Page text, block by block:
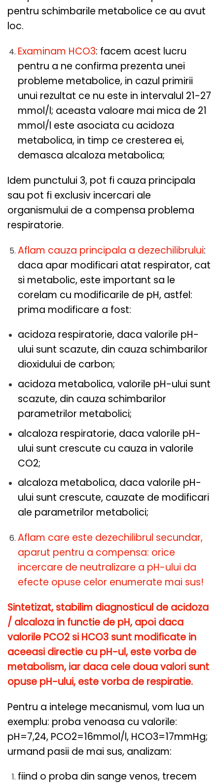
pentru schimbarile metabolice ce au avut
loc.
Examinam HCO3: facem acest lucru
pentru a ne confirma prezenta unei
probleme metabolice, in cazul primirii
unui rezultat ce nu este in intervalul 21-27
mmol/l; aceasta valoare mai mica de 21
mmol/l este asociata cu acidoza
metabolica, in timp ce cresterea ei,
demasca alcaloza metabolica;
Idem punctului 3, pot fi cauza principala
sau pot fi exclusiv incercari ale
organismului de a compensa problema
respiratorie.
Aflam cauza principala a dezechilibrului:
daca apar modificari atat respirator, cat
si metabolic, este important sa le
corelam cu modificarile de pH, astfel:
prima modificare a fost:
acidoza respiratorie, daca valorile pH-
ului sunt scazute, din cauza schimbarilor
dioxidului de carbon;
acidoza metabolica, valorile pH-ului sunt
scazute, din cauza schimbarilor
parametrilor metabolici;
alcaloza respiratorie, daca valorile pH-
ului sunt crescute cu cauza in valorile
CO2;
alcaloza metabolica, daca valorile pH-
ului sunt crescute, cauzate de modificari
ale parametrilor metabolici;
Aflam care este dezechilibrul secundar,
aparut pentru a compensa: orice
incercare de neutralizare a pH-ului da
efecte opuse celor enumerate mai sus!
Sintetizat, stabilim diagnosticul de acidoza
/ alcaloza in functie de pH, apoi daca
valorile PCO2 si HCO3 sunt modificate in
aceeasi directie cu pH-ul, este vorba de
metabolism, iar daca cele doua valori sunt
opuse pH-ului, este vorba de respiratie.
Pentru a intelege mecanismul, vom lua un
exemplu: proba venoasa cu valorile:
pH=7,24, PCO2=16mmol/l, HCO3=17mmHg;
urmand pasii de mai sus, analizam:
fiind o proba din sange venos, trecem